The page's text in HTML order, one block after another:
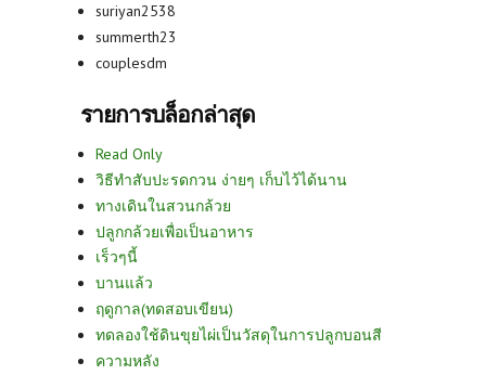
suriyan2538
summerth23
couplesdm
รายการบล็อกล่าสุด
Read Only
วิธีทำสับปะรดกวน ง่ายๆ เก็บไว้ได้นาน
ทางเดินในสวนกล้วย
ปลูกกล้วยเพื่อเป็นอาหาร
เร็วๆนี้
บานแล้ว
ฤดูกาล(ทดสอบเขียน)
ทดลองใช้ดินขุยไผ่เป็นวัสดุในการปลูกบอนสี
ความหลัง